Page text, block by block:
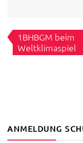
1BHBGM beim
Weltklimaspiel
ANMELDUNG